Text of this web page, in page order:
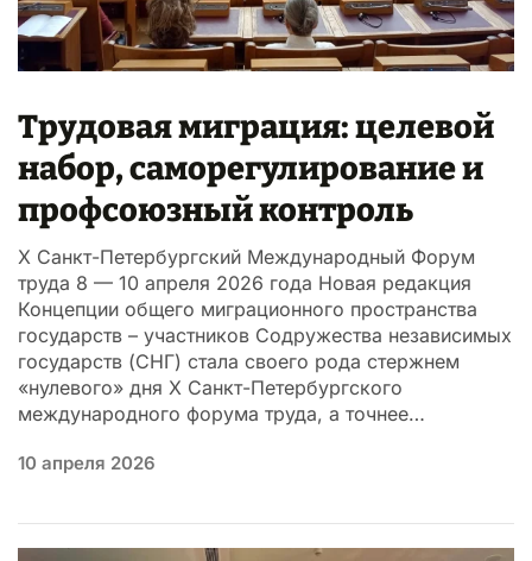
Трудовая миграция: целевой
набор, саморегулирование и
профсоюзный контроль
X Санкт-Петербургский Международный Форум
труда 8 — 10 апреля 2026 года Новая редакция
Концепции общего миграционного пространства
государств – участников Содружества независимых
государств (СНГ) стала своего рода стержнем
«нулевого» дня Х Санкт-Петербургского
международного форума труда, а точнее…
10 апреля 2026